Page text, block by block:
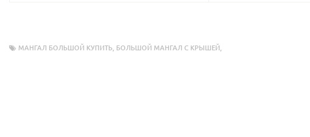
МАНГАЛ БОЛЬШОЙ КУПИТЬ БОЛЬШОЙ МАНГАЛ С КРЫШЕЙ